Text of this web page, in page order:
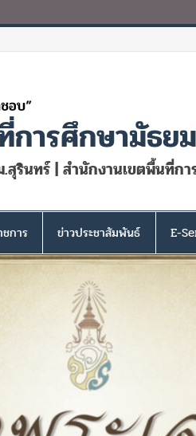
การศึกษามัธย
สุรินทร์ | สำนักงานเขตพื้นที่ก
การ ข่าวประชาสัมพันธ์ E-